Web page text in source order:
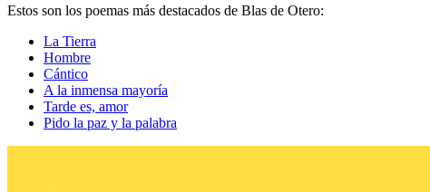
Estos son los poemas más destacados de Blas de Otero:
La Tierra
Hombre
Cántico
A la inmensa mayoría
Tarde es, amor
Pido la paz y la palabra